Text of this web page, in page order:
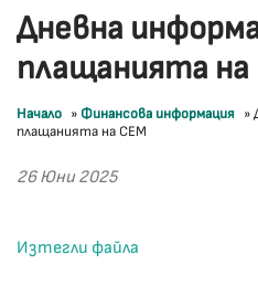
Дневна
плащанията
Начало » Финансова информация »
плащанията на СЕМ
26 Юни 2025
Изтегли файла